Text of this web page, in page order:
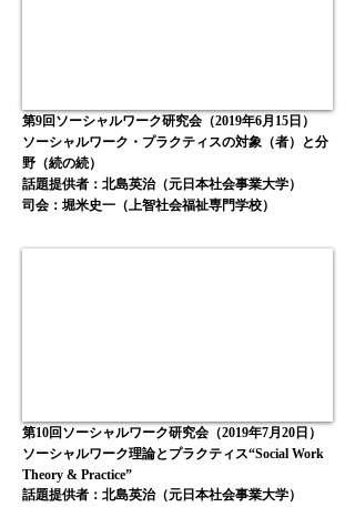
第9回ソーシャルワーク研究会（2019年6月15日）
ソーシャルワーク・プラクティスの対象（者）と分
野（続の続）
話題提供者：北島英治（元日本社会事業大学）
司会：堀米史一（上智社会福祉専門学校）
第10回ソーシャルワーク研究会（2019年7月20日）
ソーシャルワーク理論とプラクティス“Social Work
Theory & Practice”
話題提供者：北島英治（元日本社会事業大学）